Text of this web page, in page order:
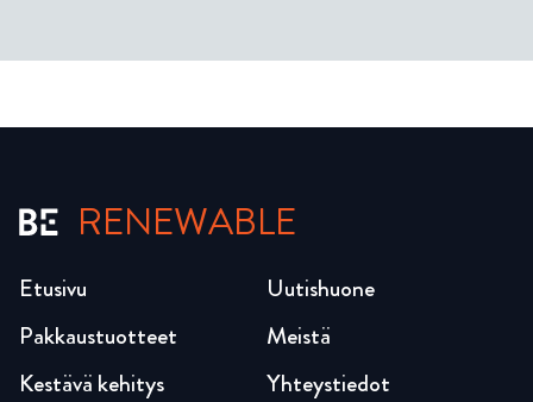
RENEWABLE
Etusivu
Pakkaustuotteet
Kestävä kehitys
Uutishuone
Meistä
Yhteystiedot